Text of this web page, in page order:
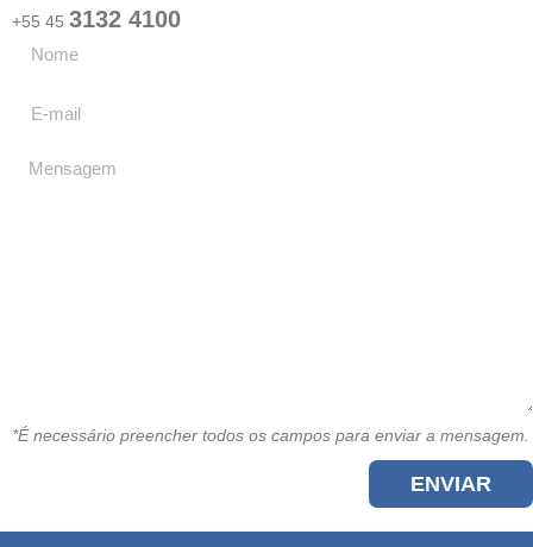
+55 45 3132 4100
*É necessário preencher todos os campos para enviar a mensagem.
ENVIAR